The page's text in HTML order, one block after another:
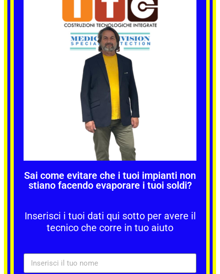
Sai come evitare che i tuoi impianti non
stiano facendo evaporare i tuoi soldi?
Inserisci i tuoi dati qui sotto per avere il
tecnico che corre in tuo aiuto